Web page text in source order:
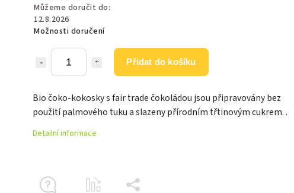
Můžeme doručit do:
12.8.2026
Možnosti doručení
Přidat do košíku
Bio čoko-kokosky s fair trade čokoládou jsou připravovány bez
použití palmového tuku a slazeny přírodním třtinovým cukrem. .
Detailní informace